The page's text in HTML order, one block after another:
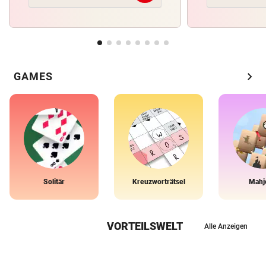
GAMES chevron_right
Solitär Kreuzworträtsel
VORTEILSWELT Alle Anzeigen